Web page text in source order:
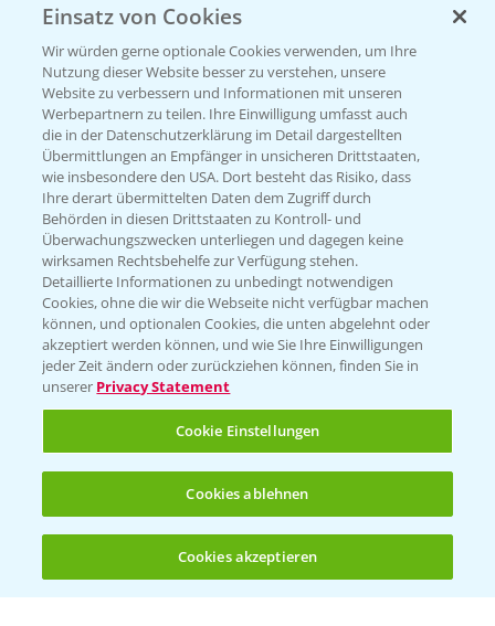
(noch 4)
Beratung auf WhatsApp
T.+49 (0)174 346 564 1
KONTAKT
Hilfe in Notfällen
T.+49 (0)214/30-20220
Folgen Sie uns
Allgemeine Nutzungsbedingungen
Datenschutzerklärung
Einsatz von Cookies
Wir würden gerne optionale Cookies verwenden, um Ihre
Nutzung dieser Website besser zu verstehen, unsere
Website zu verbessern und Informationen mit unseren
Werbepartnern zu teilen. Ihre Einwilligung umfasst auch
die in der Datenschutzerklärung im Detail dargestellten
Übermittlungen an Empfänger in unsicheren Drittstaaten,
wie insbesondere den USA. Dort besteht das Risiko, dass
Ihre derart übermittelten Daten dem Zugriff durch
Behörden in diesen Drittstaaten zu Kontroll- und
Überwachungszwecken unterliegen und dagegen keine
wirksamen Rechtsbehelfe zur Verfügung stehen.
Detaillierte Informationen zu unbedingt notwendigen
Cookies, ohne die wir die Webseite nicht verfügbar machen
können, und optionalen Cookies, die unten abgelehnt oder
akzeptiert werden können, und wie Sie Ihre Einwilligungen
jeder Zeit ändern oder zurückziehen können, finden Sie in
unserer Privacy Statement
Cookie Einstellungen
Cookies ablehnen
Cookies akzeptieren